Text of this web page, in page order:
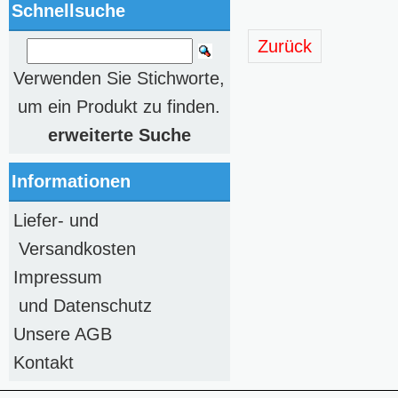
Zurück
Schnellsuche
Verwenden Sie Stichworte,
um ein Produkt zu finden.
erweiterte Suche
Informationen
Liefer- und
Versandkosten
Impressum
und Datenschutz
Unsere AGB
Kontakt